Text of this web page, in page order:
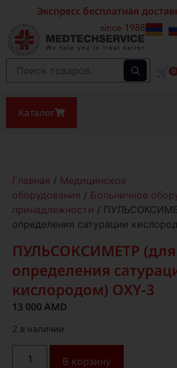
Экспресс бесплатная
🛒 0
Каталог
Главная / Медицинское
оборудование / Больничное
принадлежности /
определения сатурации
ПУЛЬСОКСИМЕТР (для
определения
кислородом) OXY-3
13 000 AMD
2 в наличии
В корзину